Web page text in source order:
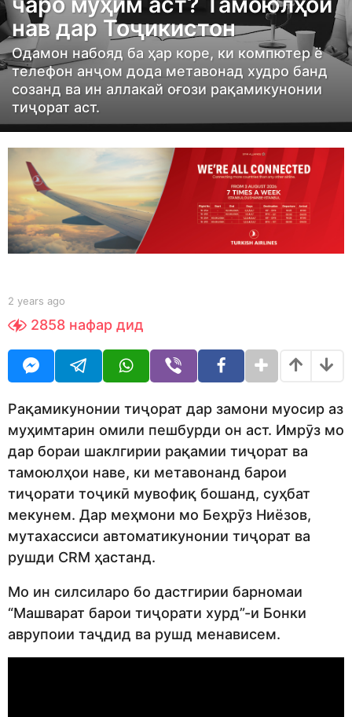
r
s
a
g
o
2
y
s
a
нав дар Тоҷикистон
Одамон набояд ба ҳар коре, ки компютер ё
телефон анҷом дода метавонад худро банд
созанд ва ин аллакай оғози рақамикунонии
тиҷорат аст.
b
Y
O
R
2 years ago
e
g
o
2858 нафар дид
Рақамикунонии тиҷорат дар замони муосир аз
муҳимтарин омили пешбурди он аст. Имрӯз мо
дар бораи шаклгирии рақамии тиҷорат ва
тамоюлҳои наве, ки метавонанд барои
тиҷорати тоҷикӣ мувофиқ бошанд, суҳбат
мекунем. Дар меҳмони мо Беҳрӯз Ниёзов,
мутахассиси автоматикунонии тиҷорат ва
рушди CRM ҳастанд.
Мо ин силсиларо бо дастгирии барномаи
“Машварат барои тиҷорати хурд”-и Бонки
аврупоии таҷдид ва рушд менависем.